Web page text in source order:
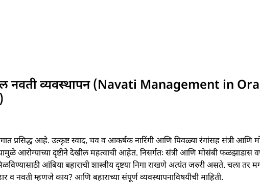
नवती व्यवस्थापन (Navati Management in
प्रसिद्ध आहे. उत्कृष्ट स्वाद, चव व आकर्षक नारिंगी आणि पिवळ्या रंगांसह संत्री आणि
आरोग्याच्या दृष्टीने देखील महत्वाची आहेत. निसर्गतः संत्री आणि मोसंबी फळझाडास
आंबिया बहाराची शास्त्रीय दृष्टया निगा राखणे अत्यंत जरुरी असते. चला
नवती म्हणजे काय? आणि बहाराच्या संपूर्ण व्यवस्थापनाविषयीची माहिती.